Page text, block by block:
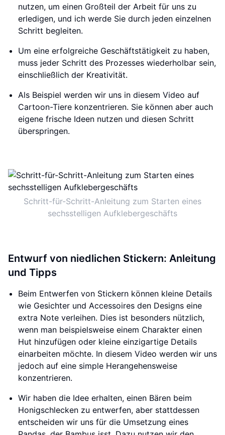
nutzen, um einen Großteil der Arbeit für uns zu
erledigen, und ich werde Sie durch jeden einzelnen
Schritt begleiten.
Um eine erfolgreiche Geschäftstätigkeit zu haben,
muss jeder Schritt des Prozesses wiederholbar sein,
einschließlich der Kreativität.
Als Beispiel werden wir uns in diesem Video auf
Cartoon-Tiere konzentrieren. Sie können aber auch
eigene frische Ideen nutzen und diesen Schritt
überspringen.
Schritt-für-Schritt-Anleitung zum Starten eines
sechsstelligen Aufklebergeschäfts
Entwurf von niedlichen Stickern: Anleitung
und Tipps
Beim Entwerfen von Stickern können kleine Details
wie Gesichter und Accessoires den Designs eine
extra Note verleihen. Dies ist besonders nützlich,
wenn man beispielsweise einem Charakter einen
Hut hinzufügen oder kleine einzigartige Details
einarbeiten möchte. In diesem Video werden wir uns
jedoch auf eine simple Herangehensweise
konzentrieren.
Wir haben die Idee erhalten, einen Bären beim
Honigschlecken zu entwerfen, aber stattdessen
entscheiden wir uns für die Umsetzung eines